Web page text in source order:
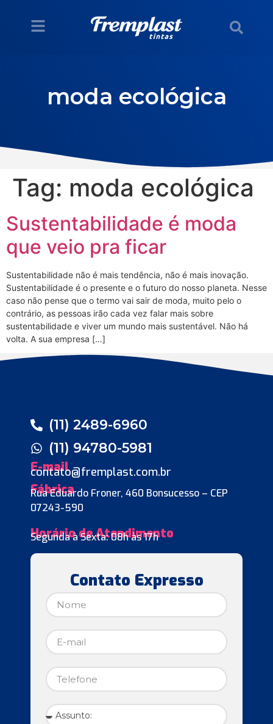
moda ecológica
Tag: moda ecológica
Sustentabilidade é moda
que veio pra ficar
Sustentabilidade não é mais tendência, não é mais inovação.
Sustentabilidade é o presente e o futuro do nosso planeta. Nesse
caso não pense que o termo vai sair de moda, muito pelo o
contrário, as pessoas irão cada vez falar mais sobre
sustentabilidade e viver um mundo mais sustentável. Não há
volta. A sua empresa […]
(11) 2489-6960
(11) 94780-5981
E-mail
contato@fremplast.com.br
Fábrica
Rua Eduardo Froner, 460 Bonsucesso – CEP
07243-590
Horário de Atendimento
Segunda à Sexta: 08h às 17h
Contato Expresso